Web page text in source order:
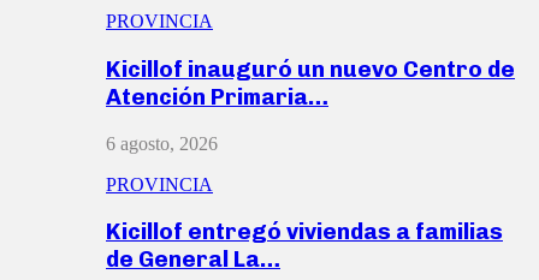
PROVINCIA
Kicillof inauguró un nuevo Centro de
Atención Primaria…
6 agosto, 2026
PROVINCIA
Kicillof entregó viviendas a familias
de General La…